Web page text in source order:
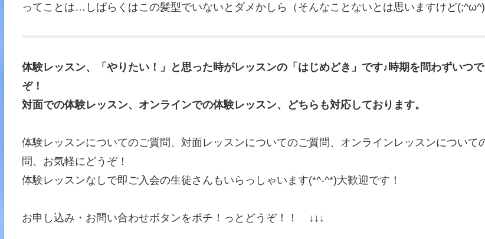
ってことは…しばらくはこの髪型でいないとダメかしら（そんなことないとは思いますけど(;^ω^)
体験レッスン、「やりたい！」と思った時がレッスンの「はじめどき」です♪時期を問わずいつで
ぞ！
対面での体験レッスン、オンラインでの体験レッスン、どちらも対応しております。
体験レッスンについてのご質問、対面レッスンについてのご質問、オンラインレッスンについて
問、お気軽にどうぞ！
体験レッスンなしで即ご入会の生徒さんもいらっしゃいます(*^-^*)大歓迎です！
お申し込み・お問い合わせボタンをポチ！っとどうぞ！！ ↓↓↓